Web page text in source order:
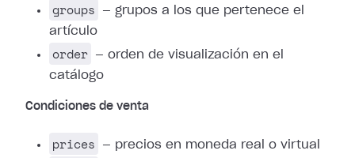
groups
— grupos a los que pertenece el
artículo
order
— orden de visualización en el
catálogo
Condiciones de venta
prices — precios en moneda real o virtual